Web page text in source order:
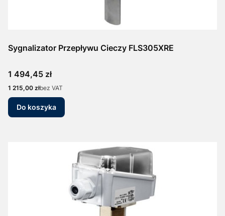
Sygnalizator Przepływu Cieczy FLS305XRE
Cena
1 494,45 zł
Cena
1 215,00 złbez VAT
Do koszyka